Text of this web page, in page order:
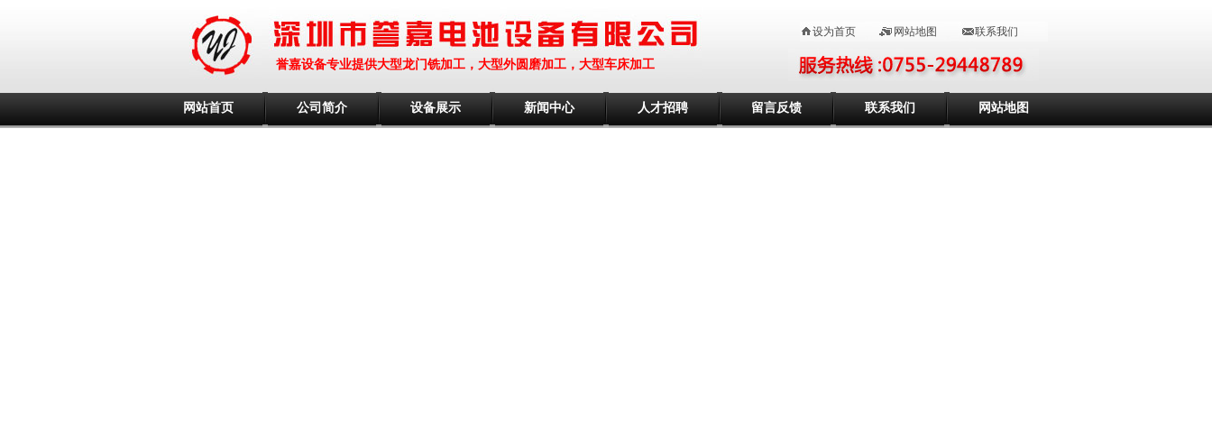
誉嘉设备专业提供大型龙门铣加工，大型外圆磨加工，大型车床加工
设为首页 网站地图 联系我们
网站首页 公司简介 设备展示 新闻中心 人才招聘 留言反馈 联系我们 网站地图